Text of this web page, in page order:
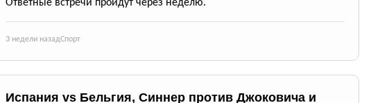
Ответные встречи пройдут через неделю.
3 недели назадСпорт
Испания vs Бельгия, Синнер против Джоковича и